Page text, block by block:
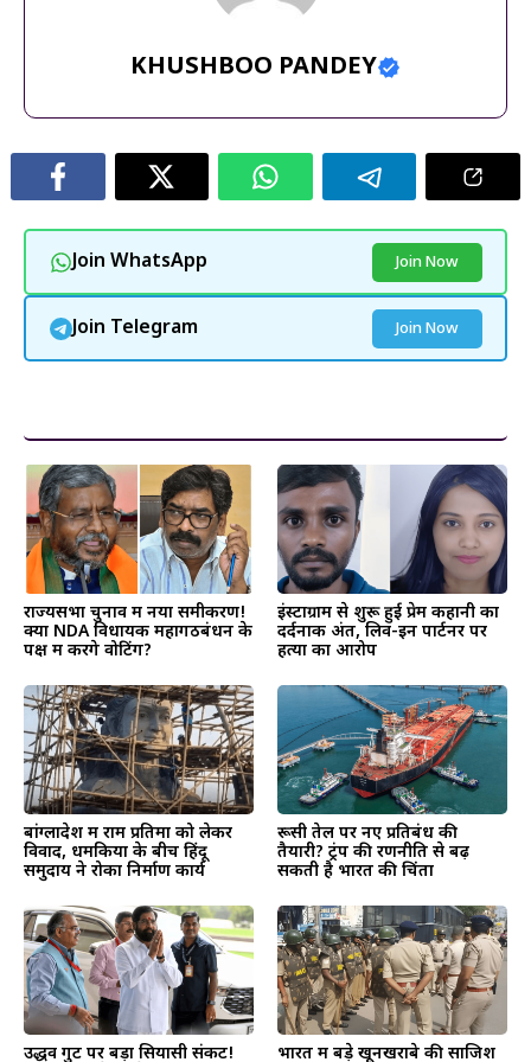
KHUSHBOO PANDEY
Join WhatsApp Join Now
Join Telegram Join Now
राज्यसभा चुनाव में नया समीकरण!
क्या NDA विधायक महागठबंधन के
पक्ष में करेंगे वोटिंग?
इंस्टाग्राम से शुरू हुई प्रेम कहानी का
दर्दनाक अंत, लिव-इन पार्टनर पर
हत्या का आरोप
बांग्लादेश में राम प्रतिमा को लेकर
विवाद, धमकियों के बीच हिंदू
समुदाय ने रोका निर्माण कार्य
रूसी तेल पर नए प्रतिबंध की
तैयारी? ट्रंप की रणनीति से बढ़
सकती है भारत की चिंता
उद्धव गुट पर बड़ा सियासी संकट! भारत में बड़े खूनखराबे की साजिश